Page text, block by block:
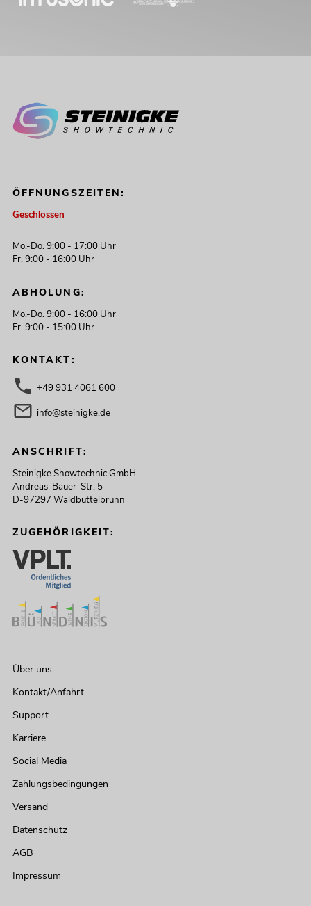
ÖFFNUNGSZEITEN:
Geschlossen
Mo.-Do. 9:00 - 17:00 Uhr
Fr. 9:00 - 16:00 Uhr
ABHOLUNG:
Mo.-Do. 9:00 - 16:00 Uhr
Fr. 9:00 - 15:00 Uhr
KONTAKT:
+49 931 4061 600
info@steinigke.de
ANSCHRIFT:
Steinigke Showtechnic GmbH
Andreas-Bauer-Str. 5
D-97297 Waldbüttelbrunn
ZUGEHÖRIGKEIT:
Über uns
Kontakt/Anfahrt
Support
Karriere
Social Media
Zahlungsbedingungen
Versand
Datenschutz
AGB
Impressum